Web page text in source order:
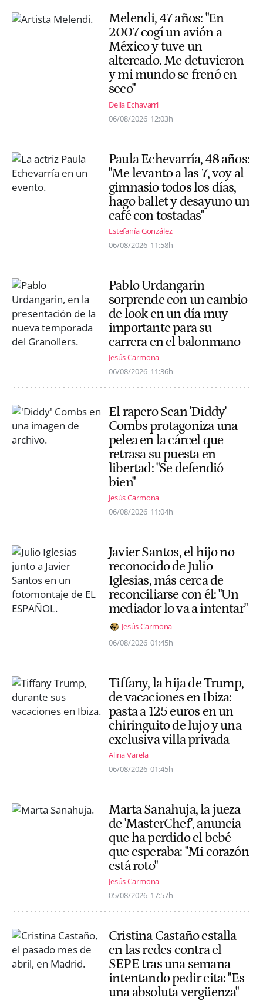
Melendi, 47 años: "En
2007 cogí un avión a
México y tuve un
altercado. Me detuvieron
y mi mundo se frenó en
seco"
Delia Echavarri
06/08/2026 12:03h
Paula Echevarría, 48 años:
"Me levanto a las 7, voy al
gimnasio todos los días,
hago ballet y desayuno un
café con tostadas"
Estefanía González
06/08/2026 11:58h
Pablo Urdangarin
sorprende con un cambio
de look en un día muy
importante para su
carrera en el balonmano
Jesús Carmona
06/08/2026 11:36h
El rapero Sean 'Diddy'
Combs protagoniza una
pelea en la cárcel que
retrasa su puesta en
libertad: "Se defendió
bien"
Jesús Carmona
06/08/2026 11:04h
Javier Santos, el hijo no
reconocido de Julio
Iglesias, más cerca de
reconciliarse con él: "Un
mediador lo va a intentar"
Jesús Carmona
06/08/2026 01:45h
Tiffany, la hija de Trump,
de vacaciones en Ibiza:
pasta a 125 euros en un
chiringuito de lujo y una
exclusiva villa privada
Alina Varela
06/08/2026 01:45h
Marta Sanahuja, la jueza
de 'MasterChef', anuncia
que ha perdido el bebé
que esperaba: "Mi corazón
está roto"
Jesús Carmona
05/08/2026 17:57h
Cristina Castaño estalla
en las redes contra el
SEPE tras una semana
intentando pedir cita: "Es
una absoluta vergüenza"